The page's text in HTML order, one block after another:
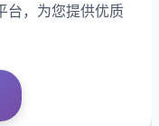
台，为您提供优质